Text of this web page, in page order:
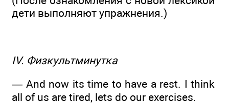
дети выполняют упражнения.)
IV. Физкультминутка
— And now its time to have a rest. I think
all of us are tired, lets do our exercises.